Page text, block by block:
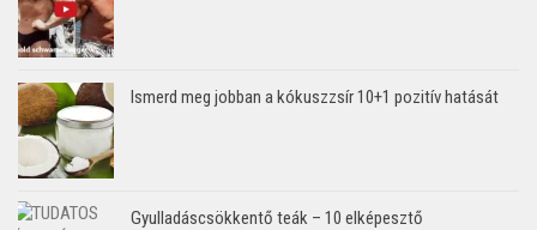
Ismerd meg jobban a kókuszzsír 10+1 pozitív hatását
Gyulladáscsökkentő teák – 10 elképesztő